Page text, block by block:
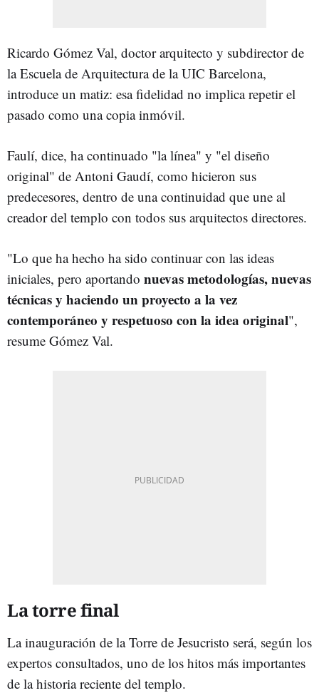
Ricardo Gómez Val, doctor arquitecto y subdirector de
la Escuela de Arquitectura de la UIC Barcelona,
introduce un matiz: esa fidelidad no implica repetir el
pasado como una copia inmóvil.
Faulí, dice, ha continuado "la línea" y "el diseño
original" de Antoni Gaudí, como hicieron sus
predecesores, dentro de una continuidad que une al
creador del templo con todos sus arquitectos directores.
"Lo que ha hecho ha sido continuar con las ideas
iniciales, pero aportando nuevas metodologías, nuevas
técnicas y haciendo un proyecto a la vez
contemporáneo y respetuoso con la idea original",
resume Gómez Val.
La torre final
La inauguración de la Torre de Jesucristo será, según los
expertos consultados, uno de los hitos más importantes
de la historia reciente del templo.